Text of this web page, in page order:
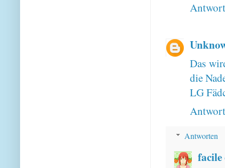
Das
die
LG
Antworten
facile